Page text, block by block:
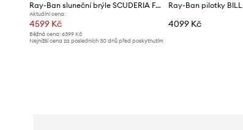
Ray-Ban sluneční brýle SCUDERIA FERRARI COLLECTION
Aktuální cena:
4599 Kč
Běžná cena: 6399 Kč
Nejnižší cena za posledních 30 dnů před poskytnutím
Ray-Ban pilotky BILL
4099 Kč